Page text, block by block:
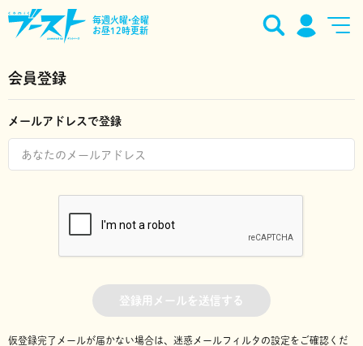
毎週火曜•金曜
お昼12時更新
会員登録
メールアドレスで登録
登録用メールを送信する
仮登録完了メールが届かない場合は、迷惑メールフィルタの設定をご確認くだ